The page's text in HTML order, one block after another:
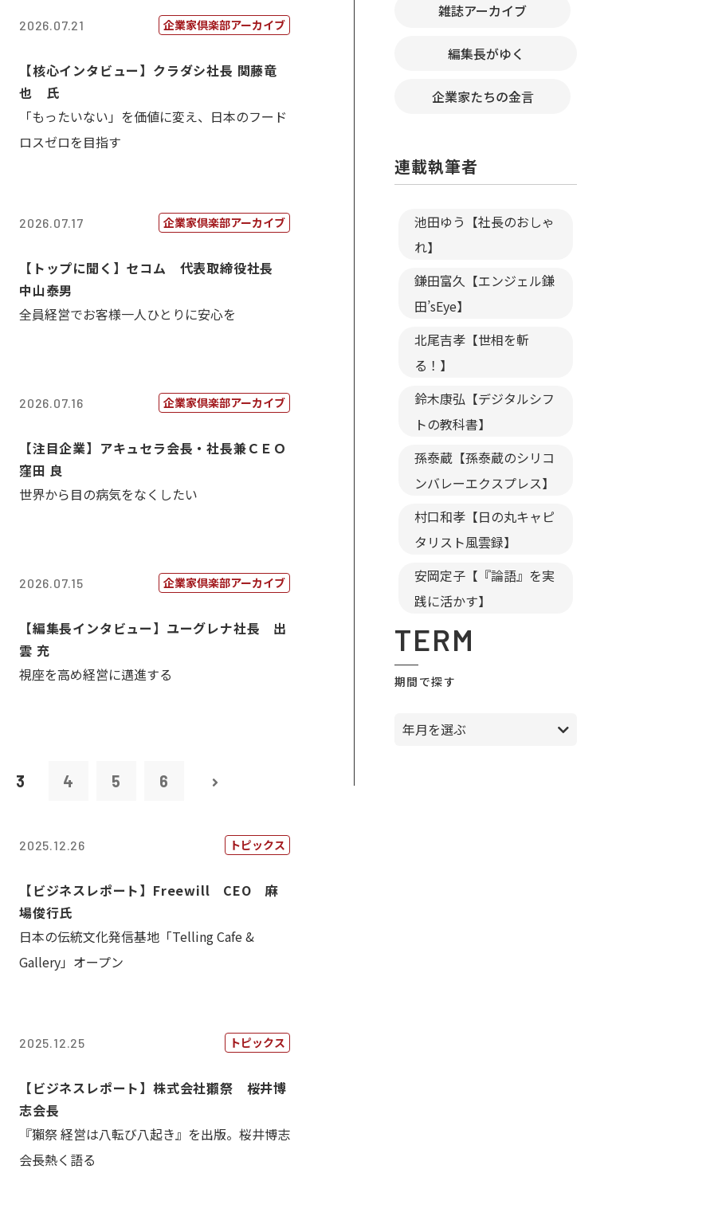
2026.07.21 企業家倶楽部アーカイブ
【核心インタビュー】クラダシ社長 関藤竜
也 氏
「もったいない」を価値に変え、日本のフード
ロスゼロを目指す
2026.07.17 企業家倶楽部アーカイブ
【トップに聞く】セコム 代表取締役社長
中山泰男
全員経営でお客様一人ひとりに安心を
2026.07.16 企業家倶楽部アーカイブ
【注目企業】アキュセラ会長・社長兼ＣＥＯ
窪田 良
世界から目の病気をなくしたい
2026.07.15 企業家倶楽部アーカイブ
【編集長インタビュー】ユーグレナ社長 出
雲 充
視座を高め経営に邁進する
3 4 5 6
2025.12.26 トピックス
【ビジネスレポート】Freewill CEO 麻
場俊行氏
日本の伝統文化発信基地「Telling Cafe &
Gallery」オープン
2025.12.25 トピックス
【ビジネスレポート】株式会社獺祭 桜井博
志会長
『獺祭 経営は八転び八起き』を出版。桜井博志
会長熱く語る
雑誌アーカイブ
編集長がゆく
企業家たちの金言
連載執筆者
池田ゆう【社長のおしゃ
れ】
鎌田富久【エンジェル鎌
田’sEye】
北尾吉孝【世相を斬
る！】
鈴木康弘【デジタルシフ
トの教科書】
孫泰蔵【孫泰蔵のシリコ
ンバレーエクスプレス】
村口和孝【日の丸キャピ
タリスト風雲録】
安岡定子【『論語』を実
践に活かす】
TERM
期間で探す
年月を選ぶ